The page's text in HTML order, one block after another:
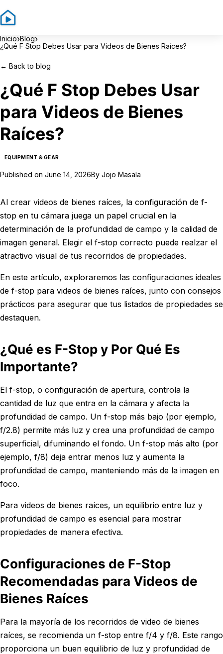
Inicio›Blog›
¿Qué F Stop Debes Usar para Videos de Bienes Raíces?
← Back to blog
¿Qué F Stop Debes Usar
para Videos de Bienes
Raíces?
EQUIPMENT & GEAR
Published on June 14, 2026By Jojo Masala
Al crear videos de bienes raíces, la configuración de f-
stop en tu cámara juega un papel crucial en la
determinación de la profundidad de campo y la calidad de
imagen general. Elegir el f-stop correcto puede realzar el
atractivo visual de tus recorridos de propiedades.
En este artículo, exploraremos las configuraciones ideales
de f-stop para videos de bienes raíces, junto con consejos
prácticos para asegurar que tus listados de propiedades se
destaquen.
¿Qué es F-Stop y Por Qué Es
Importante?
El f-stop, o configuración de apertura, controla la
cantidad de luz que entra en la cámara y afecta la
profundidad de campo. Un f-stop más bajo (por ejemplo,
f/2.8) permite más luz y crea una profundidad de campo
superficial, difuminando el fondo. Un f-stop más alto (por
ejemplo, f/8) deja entrar menos luz y aumenta la
profundidad de campo, manteniendo más de la imagen en
foco.
Para videos de bienes raíces, un equilibrio entre luz y
profundidad de campo es esencial para mostrar
propiedades de manera efectiva.
Configuraciones de F-Stop
Recomendadas para Videos de
Bienes Raíces
Para la mayoría de los recorridos de video de bienes
raíces, se recomienda un f-stop entre f/4 y f/8. Este rango
proporciona un buen equilibrio de luz y profundidad de